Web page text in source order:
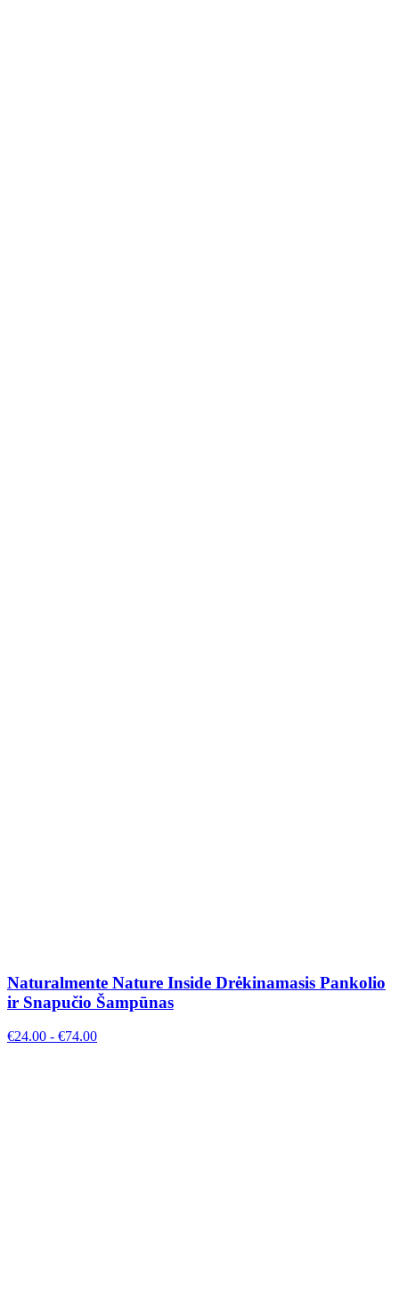
Naturalmente Nature Inside Drėkinamasis Pankolio
ir Snapučio Šampūnas
€24.00 - €74.00